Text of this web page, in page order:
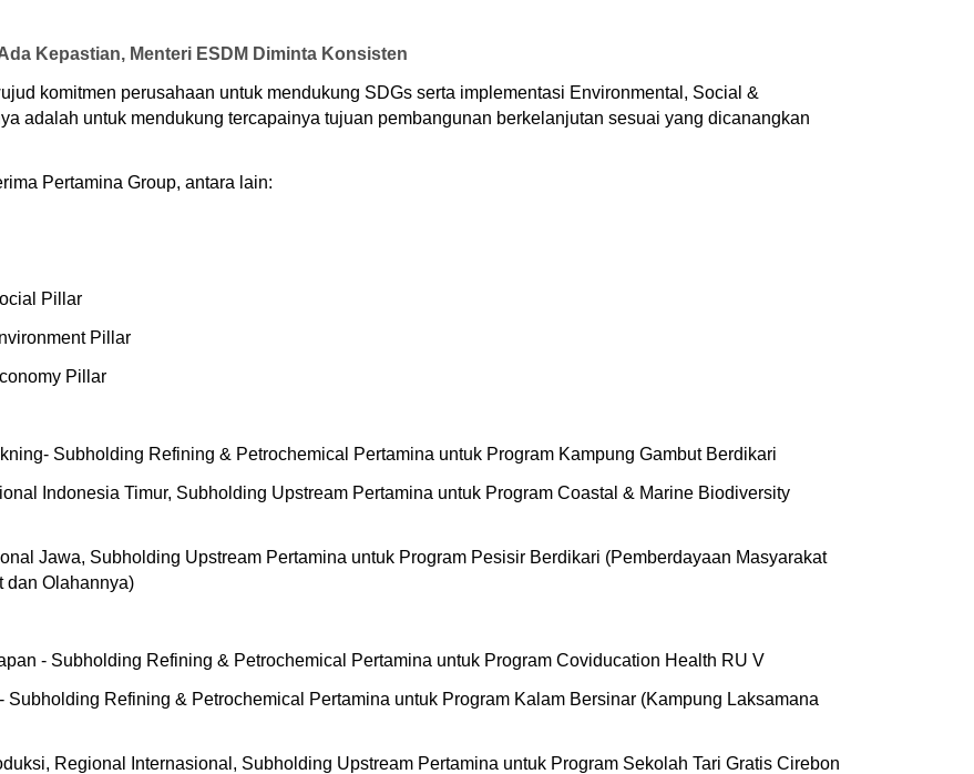
Kepastian, Menteri ESDM Diminta Konsisten
komitmen perusahaan untuk mendukung SDGs serta implementasi Environmental, Social &
adalah untuk mendukung tercapainya tujuan pembangunan berkelanjutan sesuai yang dicanangkan
Pertamina Group, antara lain:
Pillar
Pillar
Pillar
Subholding Refining & Petrochemical Pertamina untuk Program Kampung Gambut Berdikari
Indonesia Timur, Subholding Upstream Pertamina untuk Program Coastal & Marine Biodiversity
Jawa, Subholding Upstream Pertamina untuk Program Pesisir Berdikari (Pemberdayaan Masyarakat
dan Olahannya)
- Subholding Refining & Petrochemical Pertamina untuk Program Coviducation Health RU V
Refining & Petrochemical Pertamina untuk Program Kalam Bersinar (Kampung Laksamana
Regional Internasional, Subholding Upstream Pertamina untuk Program Sekolah Tari Gratis Cirebon